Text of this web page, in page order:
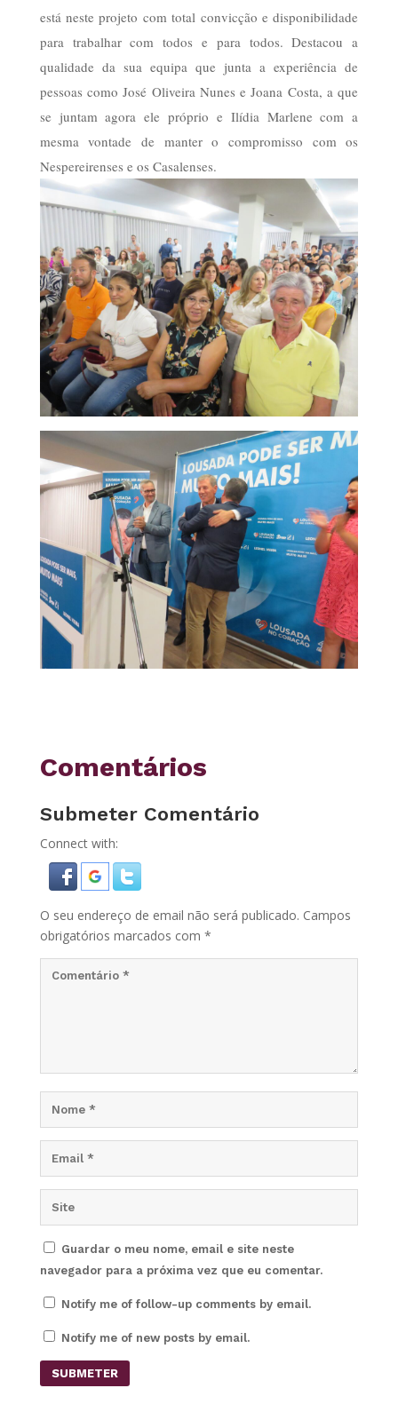
está neste projeto com total convicção e disponibilidade
para trabalhar com todos e para todos. Destacou a
qualidade da sua equipa que junta a experiência de
pessoas como José Oliveira Nunes e Joana Costa, a que
se juntam agora ele próprio e Ilídia Marlene com a
mesma vontade de manter o compromisso com os
Nespereirenses e os Casalenses.
Comentários
Submeter Comentário
Connect with:
O seu endereço de email não será publicado. Campos
obrigatórios marcados com *
Guardar o meu nome, email e site neste
navegador para a próxima vez que eu comentar.
Notify me of follow-up comments by email.
Notify me of new posts by email.
SUBMETER